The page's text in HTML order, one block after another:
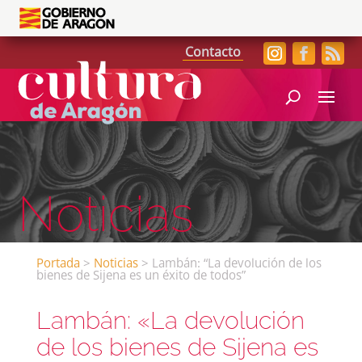
Contacto
Noticias
Portada> Noticias> Lambán: “La devolución de los
bienes de Sijena es un éxito de todos”
Lambán: «La devolución
de los bienes de Sijena es